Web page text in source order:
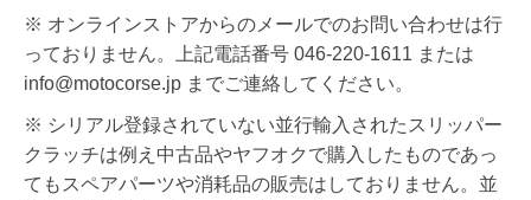
※ オンラインストアからのメールでのお問い合わせは行
っておりません。上記電話番号 046-220-1611 または
info@motocorse.jp までご連絡してください。
※ シリアル登録されていない並行輸入されたスリッパー
クラッチは例え中古品やヤフオクで購入したものであっ
てもスペアパーツや消耗品の販売はしておりません。並